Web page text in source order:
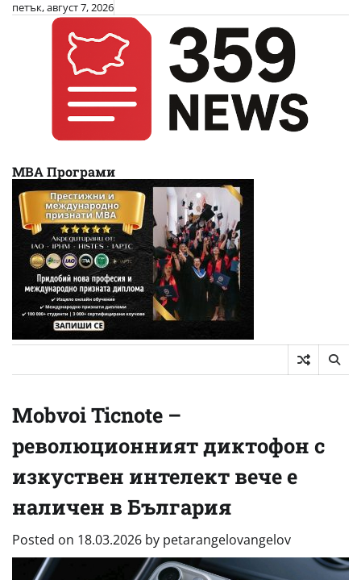
Skipпетък, август 7, 2026
МВА Програми
Mobvoi Ticnote –
революционният диктофон с
изкуствен интелект вече е
наличен в България
Posted on 18.03.2026 by petarangelovangelov